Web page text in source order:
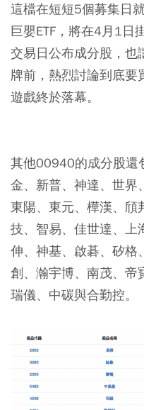
這檔在短短5個募集日
巨嬰ETF，將在4月1日
交易日公布成分股，也
牌前，熱烈討論到底要
遊戲終於落幕。
其他00940的成分股還
金、新普、神達、世界
東陽、東元、樺漢、頎
技、智易、佳世達、上
伸、神基、啟碁、矽格
創、瀚宇博、南茂、帝
瑞儀、中碳與合勤控。